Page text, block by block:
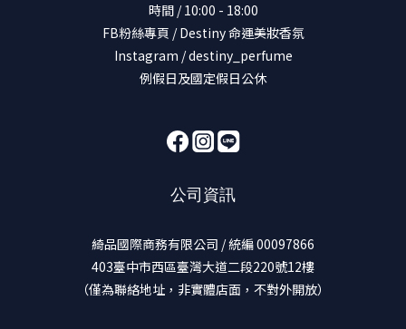
時間 / 10:00 - 18:00
FB粉絲專頁 / Destiny 命運美妝香氛
Instagram / destiny_perfume
例假日及國定假日公休
公司資訊
綺品國際商務有限公司 / 統編 00097866
403臺中市西區臺灣大道二段220號12樓
（僅為聯絡地址，非實體店面，不對外開放）